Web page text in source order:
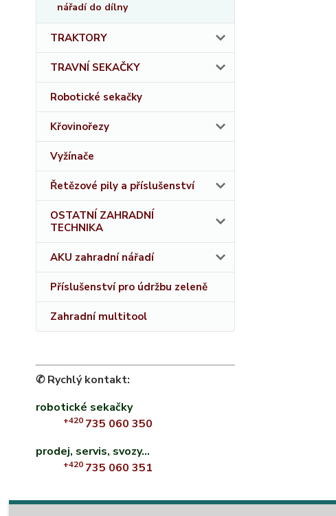
nářadí do dílny
TRAKTORY
TRAVNÍ SEKAČKY
Robotické sekačky
Křovinořezy
Vyžínače
Řetězové pily a příslušenství
OSTATNÍ ZAHRADNÍ
TECHNIKA
AKU zahradní nářadí
Příslušenství pro údržbu zeleně
Zahradní multitool
✆ Rychlý kontakt:
robotické sekačky
+420 735 060 350
prodej, servis, svozy...
+420 735 060 351